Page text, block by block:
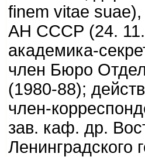
finem vitae suae),
АН СССР (24. 11.
академика-
член Бюро
(1980-88);
член-
зав. каф. др.